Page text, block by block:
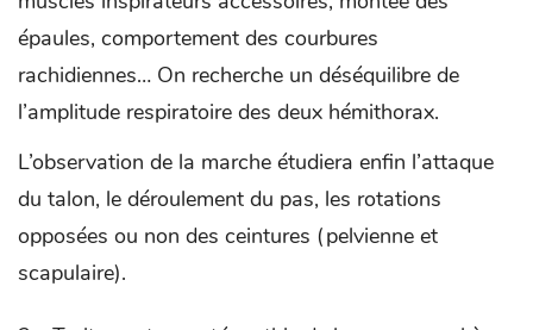
épaules, comportement des courbures
rachidiennes… On recherche un déséquilibre de
l’amplitude respiratoire des deux hémithorax.
L’observation de la marche étudiera enfin l’attaque
du talon, le déroulement du pas, les rotations
opposées ou non des ceintures (pelvienne et
scapulaire).